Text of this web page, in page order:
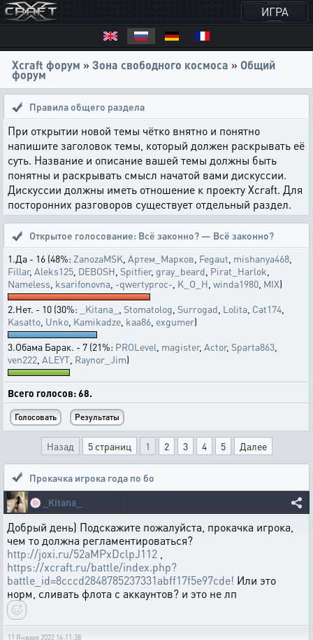
ИГРА
Xcraft форум » Зона свободного космоса » Общий
форум
Правила общего раздела
При открытии новой темы чётко внятно и понятно
напишите заголовок темы, который должен раскрывать её
суть. Название и описание вашей темы должны быть
понятны и раскрывать смысл начатой вами дискуссии.
Дискуссии должны иметь отношение к проекту Xcraft. Для
посторонних разговоров существует отдельный раздел.
Открытое голосование: Всё законно? — Всё законно?
1.Да - 16 (48%: ZanozaMSK Артем_Марков Fegaut mishanya468
Fillar, Aleks125 DEBOSH Spitfier, gray_beard Pirat_Harlok
Nameless ksarifonovna -qwertyproc- K_O_H winda1980 MIX)
2.Нет. - 10 (30%:
_Kitana_ Stomatolog Surrogad Lolita Cat174
Kasatto Unko Kamikadze kaa86 exgumer)
3.Обама Барак. - 7 (21%: PROLevel magister, Actor, Sparta863
ven222 ALEYT Raynor_Jim)
Всего голосов: 68.
Назад 5 страниц 1 2 3 4 5 Далее
Прокачка игрока года по бо
🍥
_Kitana_
Добрый день) Подскажите пожалуйста, прокачка игрока,
чем то должна регламентироваться?
http://joxi.ru/52aMPxDclpJ112
https://xcraft.ru/battle/index.php?
battle_id=8cccd2848785237331abff17f5e97cde! Или это
норм, сливать флота с аккаунтов? и это не лп
11 Января 2022 16:11:38